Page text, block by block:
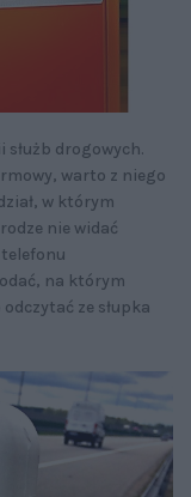
drogowych.
warto z niego
w którym
nie widać
na którym
ze słupka